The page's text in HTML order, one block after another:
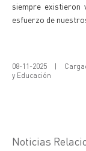
siempre existieron
esfuerzo de
08-11-2025 |
y Educación
Noticias